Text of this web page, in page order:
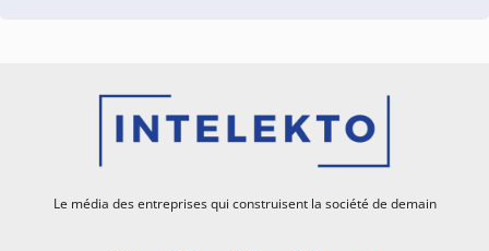
Le média des entreprises qui construisent la société de demain